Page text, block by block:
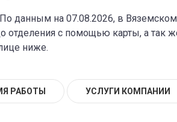
По данным на 07.08.2026, в Вяземском
с помощью карты, а так
ниже.
РАБОТЫ УСЛУГИ КОМПАНИИ